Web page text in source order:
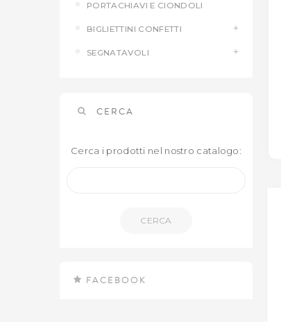
PORTACHIAVI E CIONDOLI
BIGLIETTINI CONFETTI
SEGNATAVOLI
CERCA
Cerca i prodotti nel nostro catalogo:
CERCA
FACEBOOK